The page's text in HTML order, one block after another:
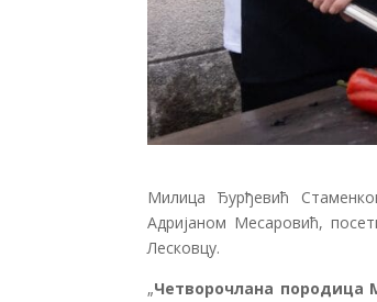
Милица Ђурђевић
Адријаном Месаровић,
Лесковцу.
„Четворочлана породица